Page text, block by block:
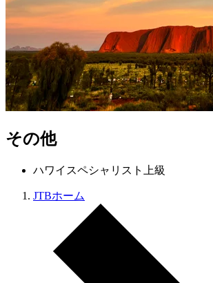
その他
ハワイスペシャリスト上級
JTBホーム